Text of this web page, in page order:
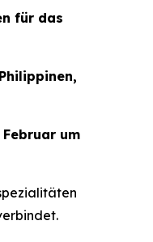
für das
Februar um